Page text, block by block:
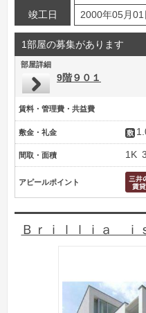
竣工日
2000年05月01
1部屋の募集があります
部屋詳細
9階９０１
賃料・管理費・共益費
敷金・礼金
間取・面積 1K
アピールポイント
Ｂｒｉｌｌｉａ ｉ